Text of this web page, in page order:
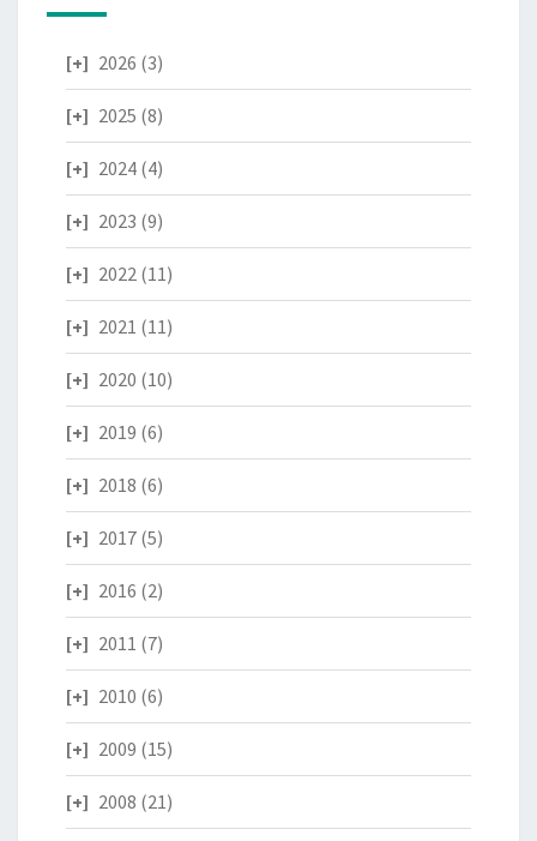
2026 (3)
2025 (8)
2024 (4)
2023 (9)
2022 (11)
2021 (11)
2020 (10)
2019 (6)
2018 (6)
2017 (5)
2016 (2)
2011 (7)
2010 (6)
2009 (15)
2008 (21)